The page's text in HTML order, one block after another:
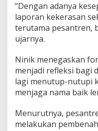
“Dengan adanya
laporan kekerasan
terutama pesantren,
ujarnya.
Ninik menegaskan
menjadi refleksi bagi
lagi menutup-nutupi
menjaga nama baik
Menurutnya,
melakukan